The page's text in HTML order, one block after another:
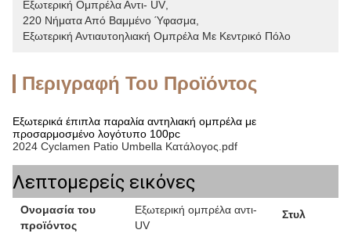
Εξωτερική Ομπρέλα Αντι- UV
220 Νήματα Από Βαμμένο Ύφασμα
Εξωτερική Αντιαυτοηλιακή Ομπρέλα Με Κεντρικό Πόλο
Περιγραφή Του Προϊόντος
Εξωτερικά έπιπλα παραλία αντηλιακή ομπρέλα με
προσαρμοσμένο λογότυπο 100pc
2024 Cyclamen Patio Umbella Κατάλογος.pdf
Λεπτομερείς εικόνες
Ονομασία του
προϊόντος
Εξωτερική ομπρέλα αντι-
UV
Στυλ